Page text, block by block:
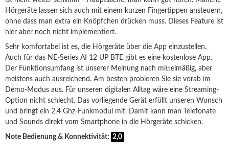
Hörgeräte lassen sich auch mit einem kurzen Fingertippen ansteuern,
ohne dass man extra ein Knöpfchen drücken muss. Dieses Feature ist
hier aber noch nicht implementiert.
Sehr komfortabel ist es, die Hörgeräte über die App einzustellen.
Auch für das NE-Series AI 12 UP BTE gibt es eine kostenlose App.
Der Funktionsumfang ist unserer Meinung nach mittelmäßig, aber
meistens auch ausreichend. Am besten probieren Sie sie vorab im
Demo-Modus aus. Für unseren digitalen Alltag wäre eine Streaming-
Option nicht schlecht. Das vorliegende Gerät erfüllt unseren Wunsch
und bringt ein 2,4 Ghz-Funkmodul mit. Damit kann man Telefonate
und Sounds direkt vom Smartphone in die Hörgeräte schicken.
Note Bedienung & Konnektivität: 2,0